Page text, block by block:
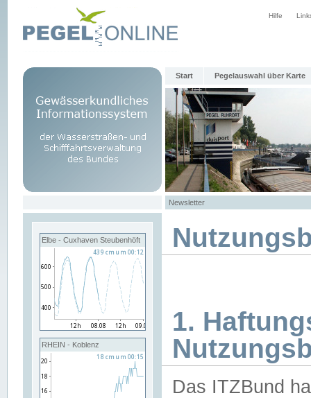
Hilfe
Start Pegelauswahl über Karte
Newsletter
Elbe - Cuxhaven Steubenhöft
RHEIN - Koblenz
1.
Das ITZBund